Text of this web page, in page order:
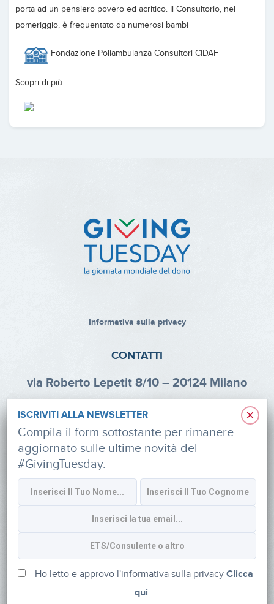
porta ad un pensiero povero ed acritico. Il Consultorio, nel
pomeriggio, è frequentato da numerosi bambi
Fondazione Poliambulanza Consultori CIDAF
Scopri di più
Informativa sulla privacy
CONTATTI
via Roberto Lepetit 8/10 – 20124 Milano
Tel: +39 02 47924880
CF: 91374340379
SOCIAL
×
ISCRIVITI ALLA NEWSLETTER
Compila il form sottostante per rimanere
aggiornato sulle ultime novità del
#GivingTuesday.
Ho letto e approvo l'informativa sulla privacyClicca
qui
Powered by